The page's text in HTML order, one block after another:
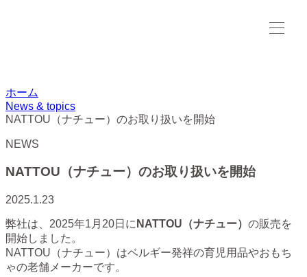
Sustainability
Message
Online Shop
Contact
ホーム
News & topics
NATTOU（ナチュー）のお取り扱いを開始
NEWS
NATTOU（ナチュー）のお取り扱いを開始
2025.1.23
弊社は、2025年1月20日に NATTOU（ナチュー） の販売を
開始しました。
NATTOU（ナチュー）はベルギー発祥の育児用品やおもち
ゃの老舗メーカーです。